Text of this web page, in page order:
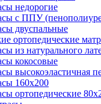
недорогие
с ППУ
двуспальные
ортопедические
из натурального
кокосовые
высокоэластичная
160х200
ортопедические